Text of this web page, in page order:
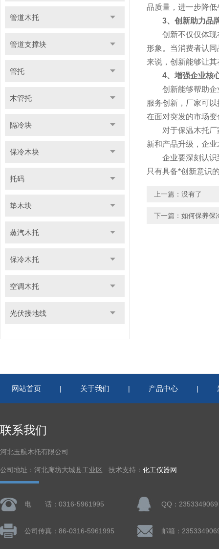
管道木托
管道支撑块
管托
木管托
隔冷块
保冷木块
托码
垫木块
蒸汽木托
保冷木托
空调木托
光伏接地线
品质量，进一步降
3、创新助力品
创新不仅仅体现在
形象。当消费者认
来说，创新能够让
4、增强企业核
创新能够帮助企业
服务创新，厂家可
在面对突发的市场
对于保温木托厂家
新和产品升级，企
企业要深刻认识到
只有具备*创新意识
上一篇：没有了
下一篇： 如何保养保
网站首页 | 关于我们 | 产品中心 |
联系我们
河北玉航木托有限公司
公司地址：河北廊坊大城县工业区 技术支持： 化工仪器网
电 话：0316-5961995 QQ：2353349069
公司传真：86-0316-5961995 邮箱：